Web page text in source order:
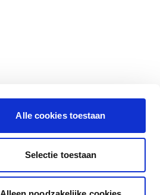
Alle cookies toestaan
Selectie toestaan